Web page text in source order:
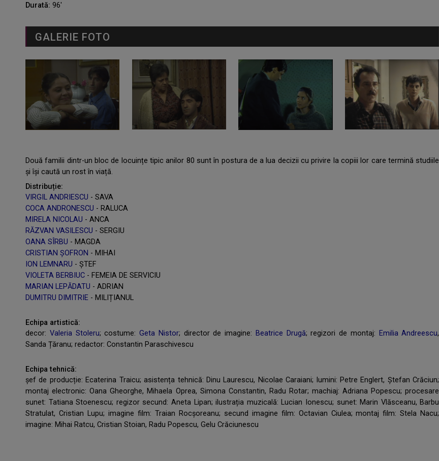
Durată: 96'
GALERIE FOTO
Două familii dintr-un bloc de locuințe tipic anilor 80 sunt în postura de a lua decizii cu privire la copiii lor care termină studiile
și își caută un rost în viață.
Distribuție:
VIRGIL ANDRIESCU - SAVA
COCA ANDRONESCU - RALUCA
MIRELA NICOLAU - ANCA
RĂZVAN VASILESCU - SERGIU
OANA SÎRBU - MAGDA
CRISTIAN ȘOFRON - MIHAI
ION LEMNARU - ȘTEF
VIOLETA BERBIUC - FEMEIA DE SERVICIU
MARIAN LEPĂDATU - ADRIAN
DUMITRU DIMITRIE - MILIȚIANUL
Echipa artistică:
decor: Valeria Stoleru; costume:Geta Nistor; director de imagine: Beatrice Drugă; regizori de montaj: Emilia Andreescu,
Sanda Țăranu; redactor: Constantin Paraschivescu
Echipa tehnică:
șef de producție: Ecaterina Traicu; asistența tehnică: Dinu Laurescu, Nicolae Caraiani; lumini: Petre Englert, Ștefan Crăciun;
montaj electronic: Oana Gheorghe, Mihaela Oprea, Simona Constantin, Radu Rotar; machiaj: Adriana Popescu; procesare
sunet: Tatiana Stoenescu; regizor secund: Aneta Lipan; ilustrația muzicală: Lucian Ionescu; sunet: Marin Vlăsceanu, Barbu
Stratulat, Cristian Lupu; imagine film: Traian Rocșoreanu; secund imagine film: Octavian Ciulea; montaj film: Stela Nacu;
imagine: Mihai Ratcu, Cristian Stoian, Radu Popescu, Gelu Crăciunescu